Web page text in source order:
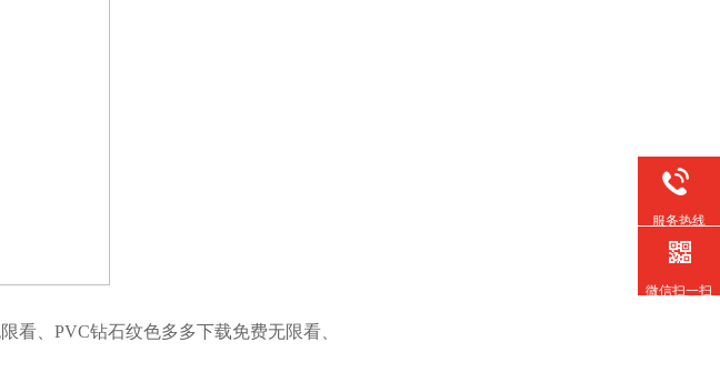
看、PVC钻石纹色多多下载免费无限看、
服务热线
微信扫一扫